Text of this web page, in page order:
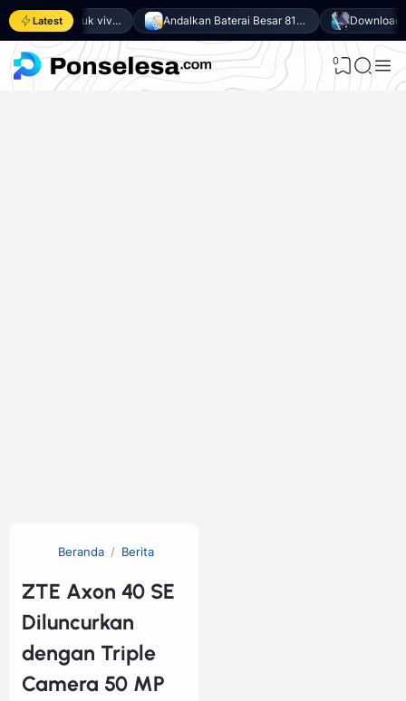
Latest Download GCam untuk vivo Y500 (GCam APK 9.6 & LMC 8.4) Andalkan Baterai Besar 8100mAh dan SoC Unisoc T7300, Ini dia 10 Keunggulan vivo Y500 4G
0
Beranda Berita
ZTE Axon 40 SE
Diluncurkan
dengan Triple
Camera 50 MP